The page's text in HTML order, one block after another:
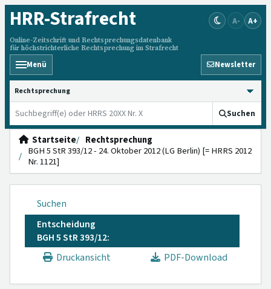
HRR-Strafrecht
Online-Zeitschrift und Rechtsprechungsdatenbank
für höchstrichterliche Rechtsprechung im Strafrecht
A- A+
Menü Newsletter
HRRS durchsuchen
Suchen
Startseite
Rechtsprechung
BGH 5 StR 393/12 - 24. Oktober 2012 (LG Berlin) [= HRRS 2012
Nr. 1121]
Suchen
Entscheidung
BGH 5 StR 393/12:
Druckansicht
PDF-Download